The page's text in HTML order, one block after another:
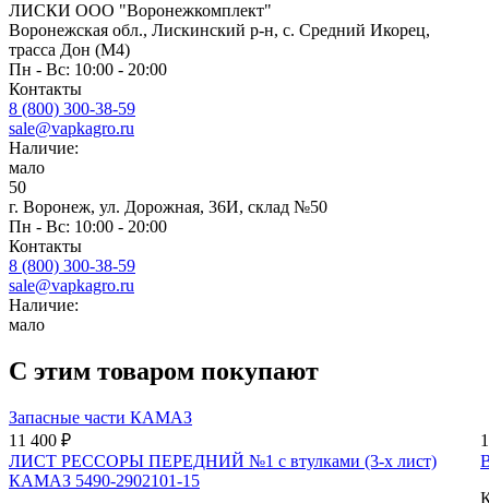
ЛИСКИ ООО "Воронежкомплект"
Воронежская обл., Лискинский р-н, с. Средний Икорец,
трасса Дон (М4)
Пн - Вс: 10:00 - 20:00
Контакты
8 (800) 300-38-59
sale@vapkagro.ru
Наличие:
мало
50
г. Воронеж, ул. Дорожная, 36И, склад №50
Пн - Вс: 10:00 - 20:00
Контакты
8 (800) 300-38-59
sale@vapkagro.ru
Наличие:
мало
С этим товаром покупают
Запасные части КАМАЗ
11 400 ₽
ЛИСТ РЕССОРЫ ПЕРЕДНИЙ №1 с втулками (3-х лист)
КАМАЗ 5490-2902101-15